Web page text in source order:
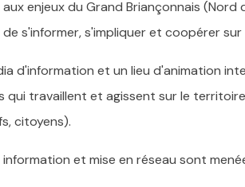
enjeux du Grand Briançonnais (Nord
s'informer, s'impliquer et coopérer
d'information et un lieu d'animation
qui travaillent et agissent sur le
citoyens).
et mise en réseau sont